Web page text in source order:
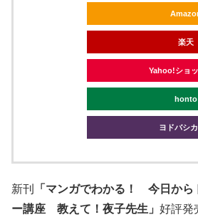
楽天
Yahoo!ショ
honto
ヨドバシ
新刊
「マンガでわかる！ 今日から
ー講座 教えて！夜子先生」 好評発